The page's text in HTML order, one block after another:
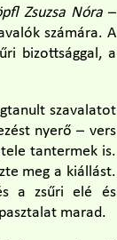
Zsuzsa Nóra–
számára. A
bizottsággal, a
szavalatot
nyerő – vers
tantermek is.
meg a kiállást.
a zsűri elé és
marad.